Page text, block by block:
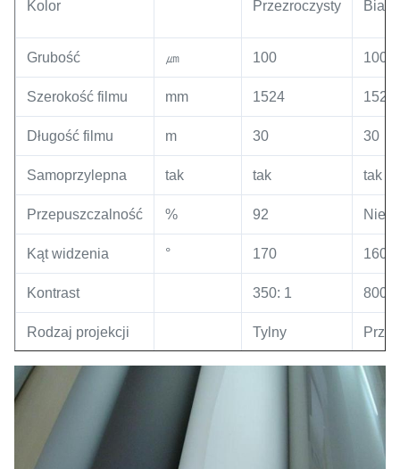
Kolor Przezroczysty Biały
Grubość ㎛ 100 100
Szerokość filmu mm 1524 1524
Długość filmu m 30 30
Samoprzylepna tak tak tak
Przepuszczalność % 92 Nie
Kąt widzenia ° 170 160
Kontrast 350: 1 800:
Rodzaj projekcji Tylny
Przezroczysty